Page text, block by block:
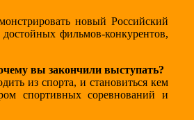
новый Российский
фильмов-конкурентов,
вы закончили выступать?
из спорта, и становиться кем
спортивных соревнований и